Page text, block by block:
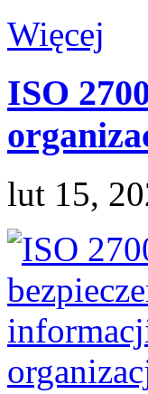
Więcej
ISO
lut 15,